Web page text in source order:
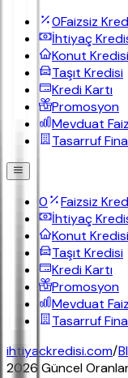
0Faizsiz
İhtiyaç
Konut Kredisi
Taşıt Kredisi
Kredi Kartı
Promosyon
Mevduat
Tasarruf
0
Faizsiz
İhtiyaç
Konut Kredisi
Taşıt Kredisi
Kredi Kartı
Promosyon
Mevduat
Tasarruf
ihtiyackredisi.com/
2026 Güncel